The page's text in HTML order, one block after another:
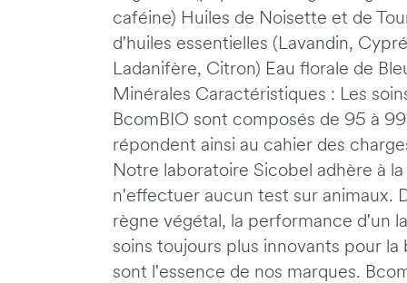
caféine) Huiles de Noisette et de
d'huiles essentielles (Lavandin,
Ladanifère, Citron) Eau florale de
Minérales Caractéristiques : Les
BcomBIO sont composés de 95 à
répondent ainsi au cahier des
Notre laboratoire Sicobel adhère à
n'effectuer aucun test sur animaux.
règne végétal, la performance d'un
soins toujours plus innovants pour
sont l'essence de nos marques.